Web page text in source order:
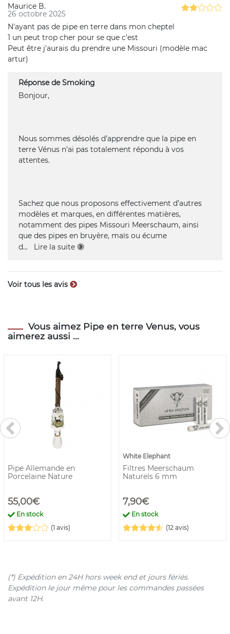
Maurice B.
26 octobre 2025
N'ayant pas de pipe en terre dans mon cheptel
1 un peut trop cher pour se que c’est
Peut être j'aurais du prendre une Missouri (modèle mac
artur)
Réponse de Smoking
Bonjour,
Nous sommes désolés d’apprendre que la pipe en
terre Vénus n’ai pas totalement répondu à vos
attentes.
Sachez que nous proposons effectivement d’autres
modèles et marques, en différentes matières,
notamment des pipes Missouri Meerschaum, ainsi
que des pipes en bruyère, maïs ou écume
d... Lire la suite
Voir tous les avis
Vous aimez Pipe en terre Venus, vous
aimerez aussi ...
Pipe Allemande en
Porcelaine Nature
55,00€
En stock
(1 avis)
White Elephant
Filtres Meerschaum
Naturels 6 mm
7,90€
En stock
(12 avis)
(*) Expédition en 24H hors week end et jours fériés.
Expédition le jour même pour les commandes passées
avant 12H.